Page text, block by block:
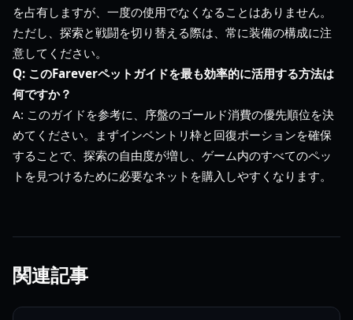
を占有しますが、一度の使用でなくなることはありません。
ただし、探索と戦闘を切り替える際は、常に装備の構成に注
意してください。
Q: このFareverペットガイドを最も効率的に活用する方法は
何ですか？
A: このガイドを参考に、序盤のゴールド消費の優先順位を決
めてください。まずインベントリ枠と回復ポーションを確保
することで、探索の自由度が増し、ゲーム内のすべてのペッ
トを見つけるために必要なネットを購入しやすくなります。
関連記事